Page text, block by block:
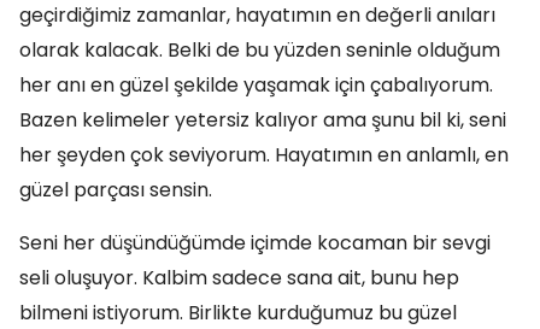
geçirdiğimiz zamanlar, hayatımın en değerli anıları
olarak kalacak. Belki de bu yüzden seninle olduğum
her anı en güzel şekilde yaşamak için çabalıyorum.
Bazen kelimeler yetersiz kalıyor ama şunu bil ki, seni
her şeyden çok seviyorum. Hayatımın en anlamlı, en
güzel parçası sensin.
Seni her düşündüğümde içimde kocaman bir sevgi
seli oluşuyor. Kalbim sadece sana ait, bunu hep
bilmeni istiyorum. Birlikte kurduğumuz bu güzel